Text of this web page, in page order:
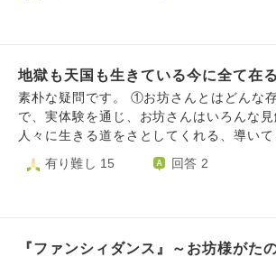
地獄も天国も生きている今に全て在
素朴な疑問です。 ①お坊さんとはどんな存在ですか。 今ま
で、実体験を通じ、お坊さんはいろんな
人々に生きる道をさとしてくれる、導いて
い存在だと思ってきました。SNSで『お
病のひとの気持ちはわからない、逆に教え
した。 ②上記のやりとりをしてる一般の方の質問が興味深か
有り難し 15 回答 2
『ファンシィダンス』～お坊様がた